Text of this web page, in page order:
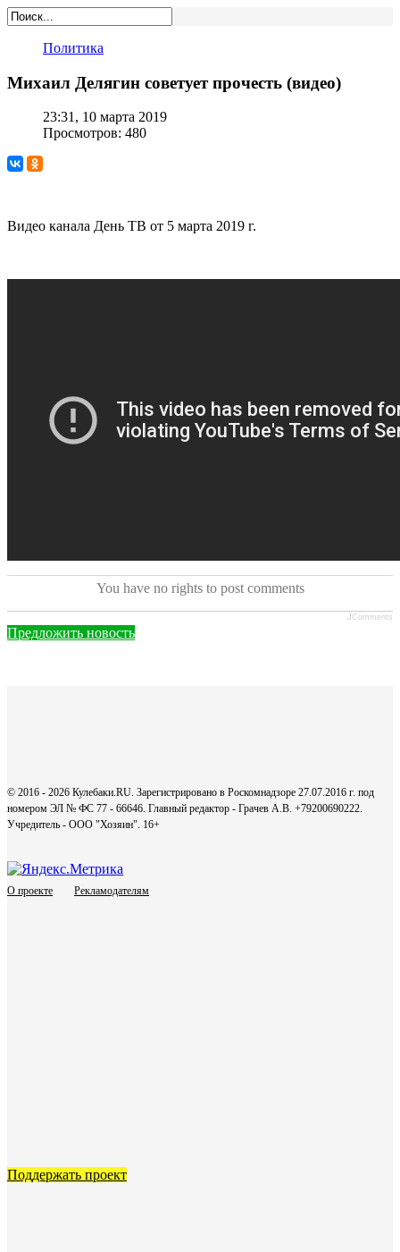
Политика
Михаил Делягин советует прочесть (видео)
23:31, 10 марта 2019
Просмотров: 480
Видео канала День ТВ от 5 марта 2019 г.
You have no rights to post comments
JComments
Предложить новость
© 2016 - 2026 Кулебаки.RU. Зарегистрировано в Роскомнадзоре 27.07.2016 г. под
номером ЭЛ № ФС 77 - 66646. Главный редактор - Грачев А.В. +79200690222.
Учредитель - ООО "Хозяин". 16+
О проекте Рекламодателям
Поддержать проект